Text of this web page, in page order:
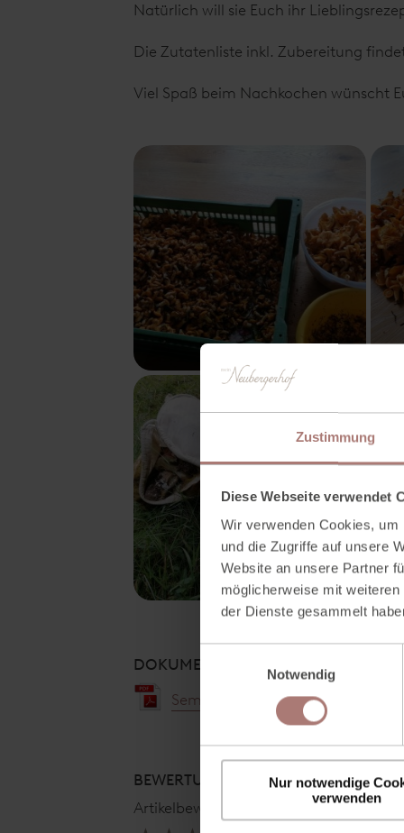
Zustimmung
Diese Webseite verwendet
Wir verwenden Cookies,
und die Zugriffe auf unsere
Website an unsere Partner
möglicherweise mit
der Dienste gesammelt
i
n
l
Notwendig
Nur notwendige
verwenden
Natürlich will sie Euch ihr
Die Zutatenliste inkl. Zubereitung
Viel Spaß beim Nachkochen wünscht
DOKUMENTE & DOWNLOADS
Semmelknödel in
BEWERTUNG
Artikelbewertung ist
6